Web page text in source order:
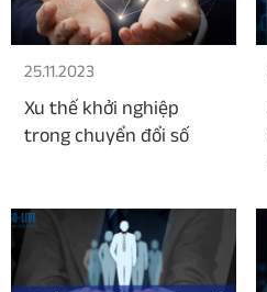
25.11.2023
Xu thế khởi nghiệp
trong chuyển đổi số